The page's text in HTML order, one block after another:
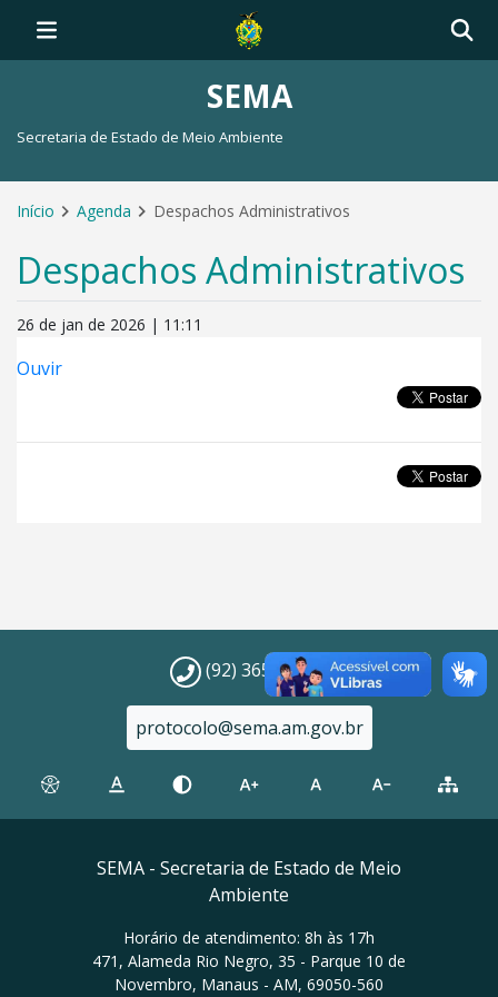
SEMA
Secretaria de Estado de Meio Ambiente
Início Agenda Despachos Administrativos
Despachos Administrativos
26 de jan de 2026 | 11:11
Ouvir
(92) 3659-1821
protocolo@sema.am.gov.br
SEMA - Secretaria de Estado de Meio
Ambiente
Horário de atendimento: 8h às 17h
471, Alameda Rio Negro, 35 - Parque 10 de
Novembro, Manaus - AM, 69050-560